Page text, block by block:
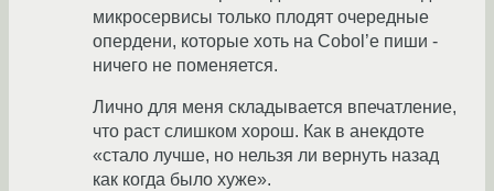
микросервисы только плодят очередные
опердени, которые хоть на Cobol’е пиши -
ничего не поменяется.
Лично для меня складывается впечатление,
что раст слишком хорош. Как в анекдоте
«стало лучше, но нельзя ли вернуть назад
как когда было хуже».